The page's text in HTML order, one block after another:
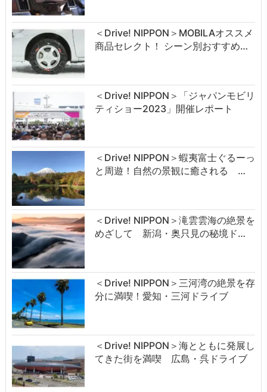
＜Drive! NIPPON＞MOBILAオススメ
商品セレクト！ シーン別おすすめ…
＜Drive! NIPPON＞「ジャパンモビリ
ティショー2023」開催レポート
＜Drive! NIPPON＞蝦夷富士ぐるーっ
と周遊！自然の景観に癒される …
＜Drive! NIPPON＞滝雲雲海の絶景を
めざして 新潟・奥只見の秘境ド…
＜Drive! NIPPON＞三河湾の絶景を存
分に満喫！愛知・三河ドライブ
＜Drive! NIPPON＞海とともに発展し
てきた街を満喫 広島・呉ドライブ